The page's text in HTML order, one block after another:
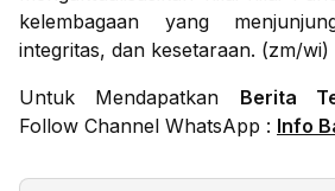
kelembagaan yang
integritas, dan kesetaraan. (zm/wi)
Untuk Mendapatkan Berita
Follow Channel WhatsApp : Info